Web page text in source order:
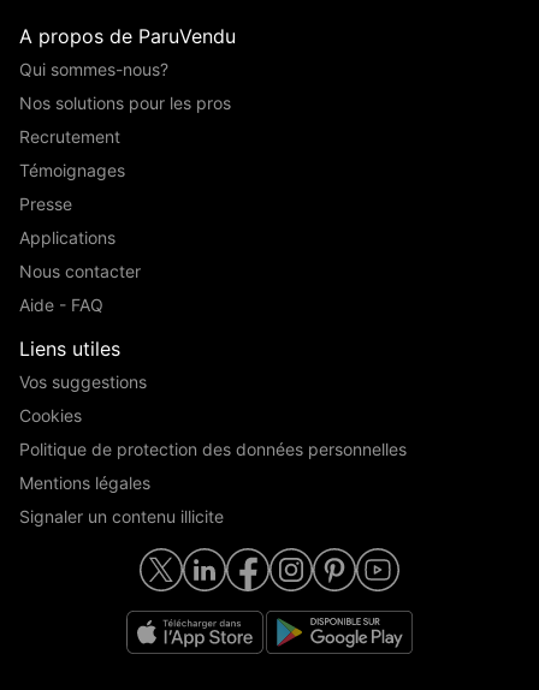
A propos de ParuVendu
Qui sommes-nous?
Nos solutions pour les pros
Recrutement
Témoignages
Presse
Applications
Nous contacter
Aide - FAQ
Liens utiles
Vos suggestions
Cookies
Politique de protection des données personnelles
Mentions légales
Signaler un contenu illicite